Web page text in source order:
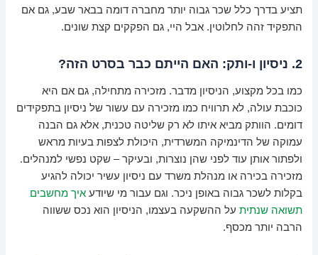
תציע בדרך כלל שכר גבוה יותר מחברה דומה בבאר שבע, גם אם
התפקיד זהה לחלוטין. אבל היי, גם הפקקים קצת שונים.
2. ניסיון ו-ותק: האם הייתם כבר בסרט הזה?
כמו בכל מקצוע, הניסיון מדבר. מזכירה מתחילה, גם אם היא
כוכבת עולה, לא תרוויח כמו מזכירה עם עשור של ניסיון בתפקידים
דומים. הוותק מביא איתו לא רק שליטה טכנית, אלא גם הבנה
עמוקה של הדינמיקה המשרדית, היכולת לצפות בעיות מראש
ולפתור אותן עוד לפני שהן נוצרות, ובעיקר – שקט נפשי למנהלים.
מזכירה בכירה או מנהלת משרד עם ניסיון עשיר יכולה להגיע
בקלות לשכר גבוה באופן ניכר. וגם עבור מי שיודעאיך מחשבים
תשואה שנתית על ההשקעה בעצמו, הניסיון הוא נכס ששווה
הרבה יותר מכסף.